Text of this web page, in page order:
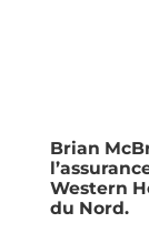
Brian
Western
du Nord.